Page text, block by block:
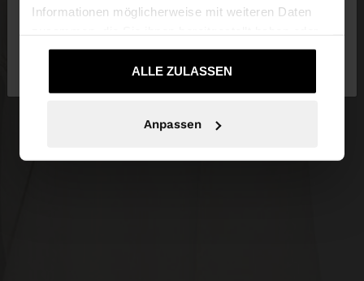
Informationen möglicherweise mit weiteren Daten
die sie im Rahmen Ihrer Nutzung der Dienste
gesammelt haben.ALLE ZULASSEN
Anpassen
Ja, bringen Sie mich zu
United States